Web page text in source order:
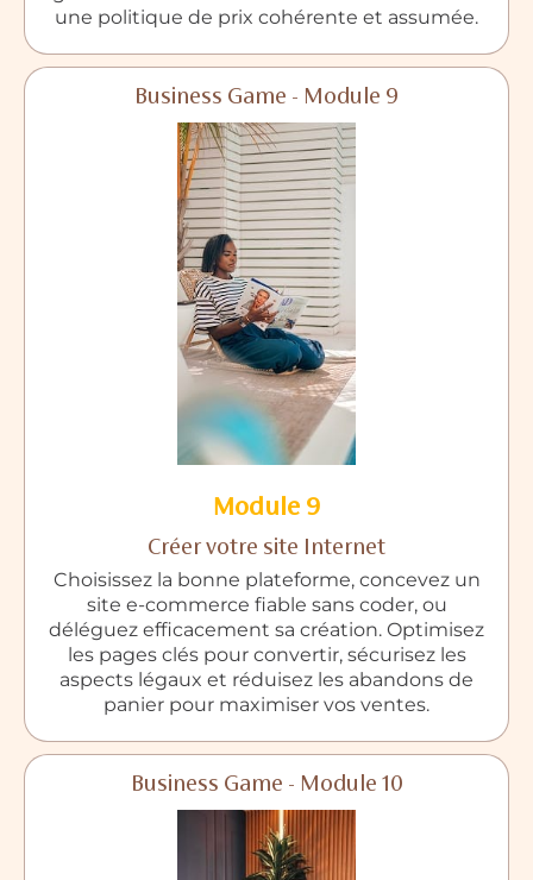
une politique de prix cohérente et assumée.
Business Game - Module 9
Module 9
Créer votre site Internet
Choisissez la bonne plateforme, concevez un
site e-commerce fiable sans coder, ou
déléguez efficacement sa création. Optimisez
les pages clés pour convertir, sécurisez les
aspects légaux et réduisez les abandons de
panier pour maximiser vos ventes.
Business Game - Module 10